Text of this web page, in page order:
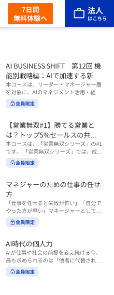
7日間
無料体験へ
AI BUSINESS SHIFT 第12回 機
能別戦略編：AIで加速する新規
事業の創出
本コースは、リーダー・マネージャー層
を対象に、AIのマネジメント活用・組織
活用を体系的に学ぶ 『AI BUSINESS SHI
FTシリーズ（全12回）』の第12回で
る新規事業の創出」では、新規事業やス
タートアップを取り巻く環境がどのよう
に変化しているのかを俯瞰し、新たな価
値創造と非連続な成長を生み出すため
に、AI時代における事業機会の捉え方
や、成功確率を高めるための考え方につ
携わるリーダー・マネージャーの方 ・AI
を活用して事業創出のスピードや成功確
率を高めたい方 ・AI時代における新規事
業リーダーの役割やマインドセットを学
びたい方 ■AIシフトシリーズとは？ 『AI
BUSINESS SHIFTシリーズ』は以下の3
す。（順次公開） https://unlimited.glo
bis.co.jp/ja/tags/AI%E3%83%93%E3%8
2%B8%E3%83%8D%E3%82%B9%E3%
82%B7%E3%83%95%E3%83%88 ・基
礎編（第1回〜3回）：リーダーやマネー
会員限定
【営業無双#1】勝てる営業と
は？トップ5%セールスの共通
点
本コースは、「営業無双シリーズ」の#1
です。 「営業無双シリーズ」では、成約
率アップに向けて、お客様に選ばれ続け
る無双の営業になるための実践的な考え
（#2以降は順次公開） 本コースでは、
「勝てる営業とは？トップ5%セールス
の共通点」をテーマに BtoBでお客様に
選ばれる営業の役割 トップ5％のセール
スに共通する行動や考え方 成果につなが
る実践的なポイント などを解説します。
◾️こんな方におすすめ 提案しても顧客に
が多い方 顧客の本当の課題や決裁者の判
断基準をつかみきれず、案件が前に進ま
ない方 再現性のある営業テクニックを身
につけたい方 ※本動画は、制作時点の情
報に基づき作成したものです（2026年7
会員限定
マネジャーのための仕事の任せ
方
「仕事を任せると失敗が怖い」「自分で
やった方が早い」マネージャーとしてメ
ンバーやチームの力を引き出しながら成
果を上げるには、どのように仕事を任せ
い時代において、マネージャーとして成
果を上げ続けるためには、メンバーの個
性や特性を理解し、それに合わせた効果
的な任せ方を身につけることが重要で
す。このコースでは、ソーシャルスタイ
会員限定
AI時代の個人力
AIが仕事や社会の前提を変え続ける今、
最も求められるのは「他者に代替されな
い個としての力」“個人力”です。 本コー
スでは、澤円氏の著書『個人力』をもと
会員限定